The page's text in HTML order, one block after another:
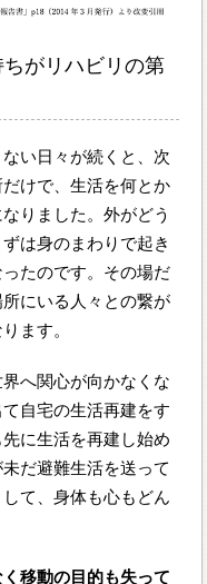
ちがリハビリの第
い日々が続くと、次
けで、生活を何とか
りました。外がどう
は身のまわりで起き
たのです。その場だ
にいる人々との繋が
ます。
へ関心が向かなくな
自宅の生活再建をす
に生活を再建し始め
だ避難生活を送って
て、身体も心もどん
移動の目的も失って